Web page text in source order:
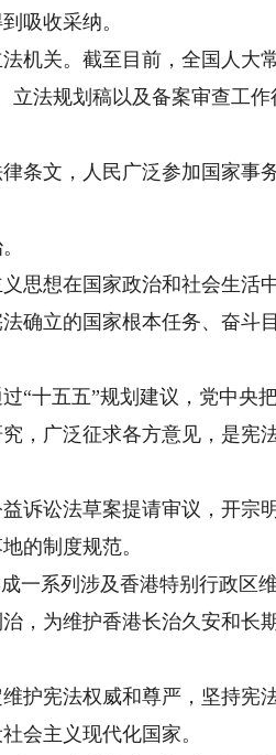
吸收采纳。
关。截至目前，全国人大
立法规划稿以及备案审查工作
文，人民广泛参加国家事
思想在国家政治和社会生活
确立的国家根本任务、奋斗
十五五”规划建议，党中央
，广泛征求各方意见，是宪
讼法草案提请审议，开宗
的制度规范。
系列涉及香港特别行政区
，为维护香港长治久安和长
宪法权威和尊严，坚持宪
会主义现代化国家。